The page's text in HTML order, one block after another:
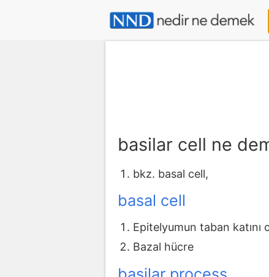
basilar cell ne
bkz. basal cell,
basal cell
Epitelyumun taban katını
Bazal hücre